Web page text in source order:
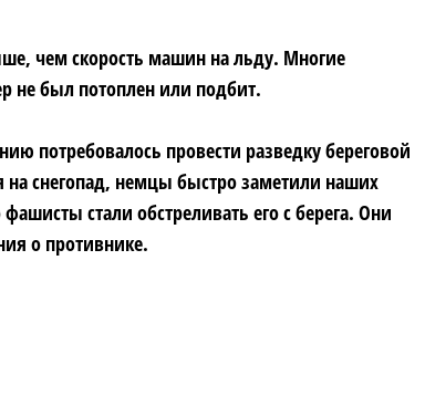
чем скорость машин на льду. Многие
не был потоплен или подбит.
потребовалось провести разведку береговой
на снегопад, немцы быстро заметили наших
стали обстреливать его с берега. Они
о противнике.